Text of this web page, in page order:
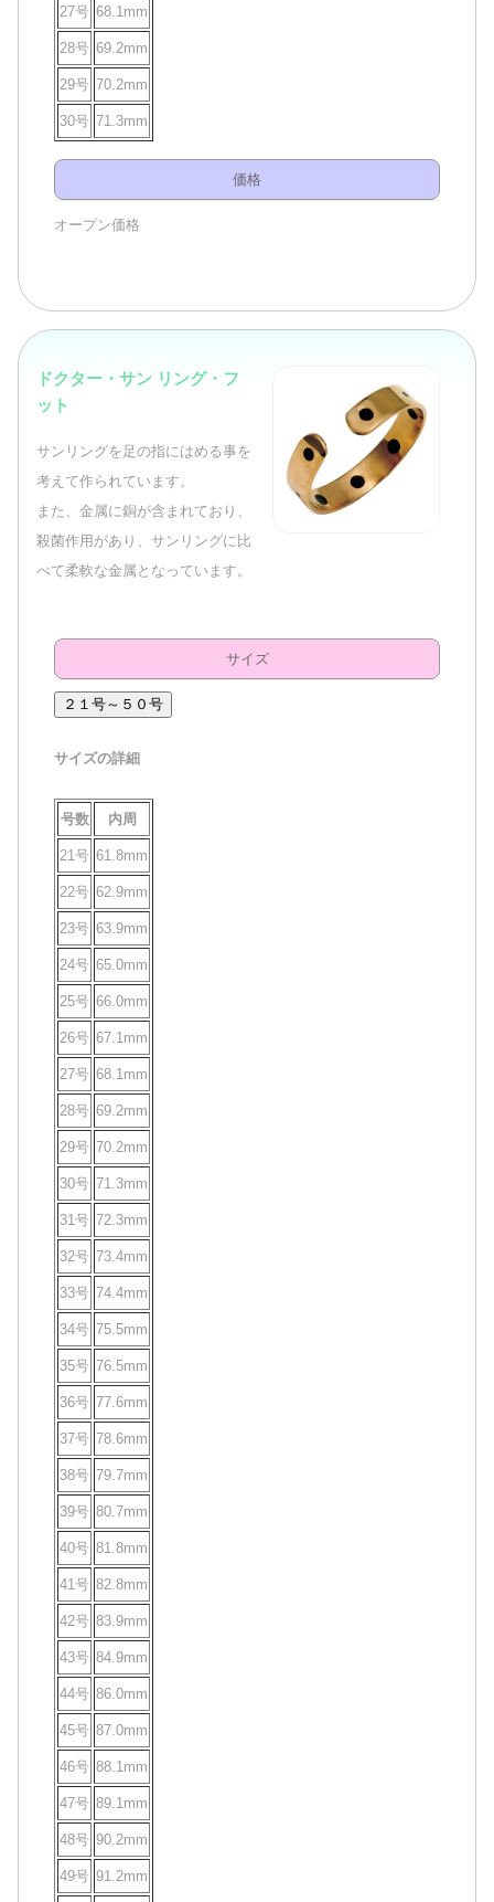
27号 68.1mm
28号 69.2mm
29号 70.2mm
30号 71.3mm
価格
オープン価格
ドクター・サン リング・フ
ット
サンリングを足の指にはめる事を
考えて作られています。
また、金属に銅が含まれており、
殺菌作用があり、サンリングに比
べて柔軟な金属となっています。
サイズ
２１号～５０号
サイズの詳細
号数 内周
21号 61.8mm
22号 62.9mm
23号 63.9mm
24号 65.0mm
25号 66.0mm
26号 67.1mm
27号 68.1mm
28号 69.2mm
29号 70.2mm
30号 71.3mm
31号 72.3mm
32号 73.4mm
33号 74.4mm
34号 75.5mm
35号 76.5mm
36号 77.6mm
37号 78.6mm
38号 79.7mm
39号 80.7mm
40号 81.8mm
41号 82.8mm
42号 83.9mm
43号 84.9mm
44号 86.0mm
45号 87.0mm
46号 88.1mm
47号 89.1mm
48号 90.2mm
49号 91.2mm